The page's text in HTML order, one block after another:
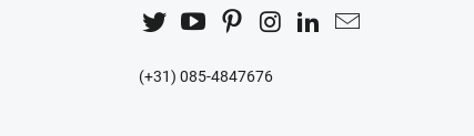
(+31) 085-4847676